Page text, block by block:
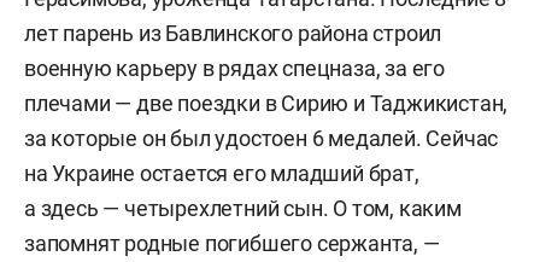
лет парень из Бавлинского района строил
военную карьеру в рядах спецназа, за его
плечами — две поездки в Сирию и Таджикистан,
за которые он был удостоен 6 медалей. Сейчас
на Украине остается его младший брат,
а здесь — четырехлетний сын. О том, каким
запомнят родные погибшего сержанта, —